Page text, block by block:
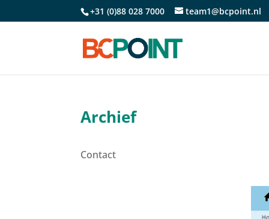
+31 (0)88 028 7000 team1@bcpoint.nl
Archief
Contact